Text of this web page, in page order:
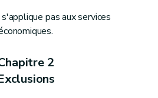
pas aux services
2